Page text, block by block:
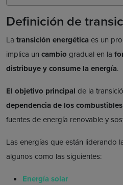
Definición de
La transición energética es un
implica un cambio gradual en la
distribuye y consume la energía.
El objetivo principal de la
dependencia de los
fuentes de energía renovable y
Las energías que están liderando
algunos como las siguientes:
Energía solar